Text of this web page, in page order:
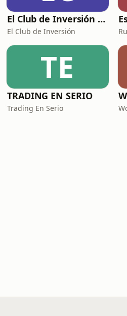
El Club de Inversión podcast
El Club de Inversión
TE
TRADING EN SERIO
Trading En Serio